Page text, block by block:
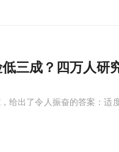
三成？四万人研
给出了令人振奋的答案：适